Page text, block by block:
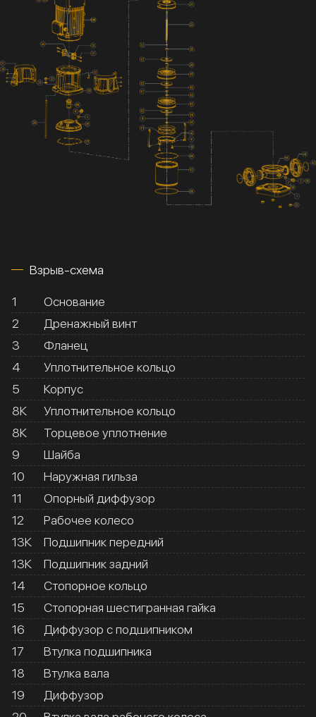
Взрыв-схема
1
Основание
2
Дренажный винт
3
Фланец
4
Уплотнительное кольцо
5
Корпус
8К
Уплотнительное кольцо
8К
Торцевое уплотнение
9
Шайба
10
Наружная гильза
11
Опорный диффузор
12
Рабочее колесо
13К
Подшипник передний
13К
Подшипник задний
14
Стопорное кольцо
15
Стопорная шестигранная гайка
16
Диффузор с подшипником
17
Втулка подшипника
18
Втулка вала
19
Диффузор